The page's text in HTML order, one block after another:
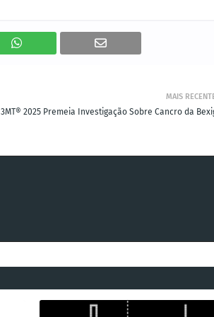
MAIS
2025 Premeia Investigação Sobre Cancro da